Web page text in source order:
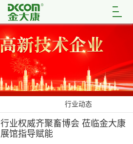
行业动态
行业权威齐聚畜博会 莅临金大康
展馆指导赋能